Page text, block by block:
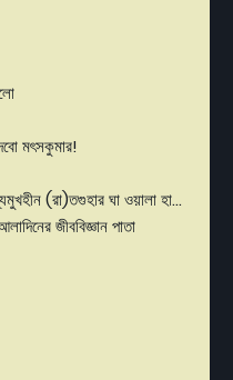
মৎসকুমার!
(রা)তগুহার ঘা ওয়ালা হা...
জীববিজ্ঞান পাতা